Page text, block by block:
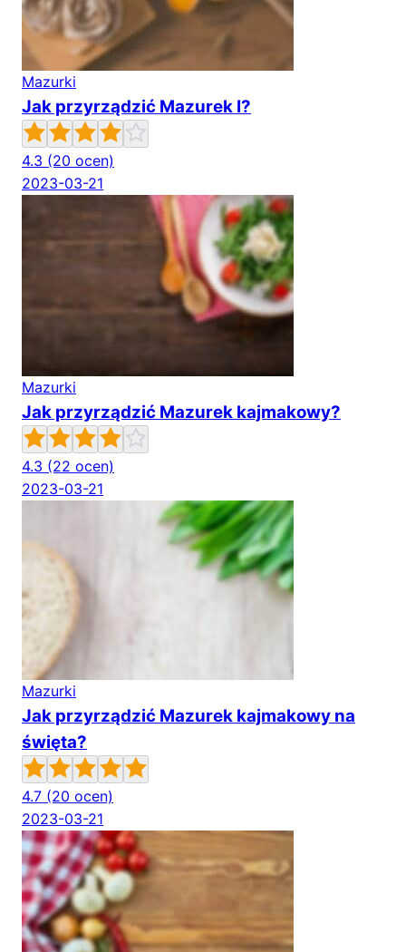
Mazurki
Jak przyrządzić Mazurek I?
4.3 (20 ocen)
2023-03-21
Mazurki
Jak przyrządzić Mazurek kajmakowy?
4.3 (22 ocen)
2023-03-21
Mazurki
Jak przyrządzić Mazurek kajmakowy na
święta?
4.7 (20 ocen)
2023-03-21